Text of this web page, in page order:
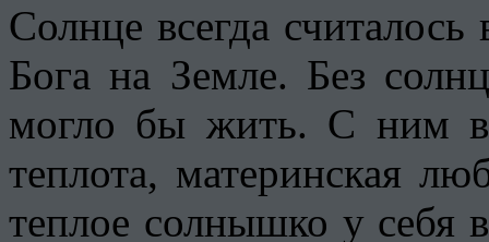
Солнце всегда
Бога на Земле. Без
могло бы жить. С ним
теплота, материнская
теплое солнышко у себя